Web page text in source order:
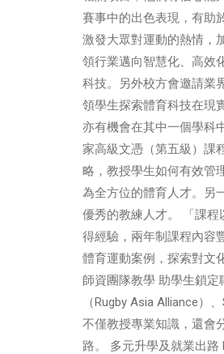
賽事中的出色表現，有助
激發大眾對運動的熱情，
領行業邁向智慧化、高效
科技。另外校方會邀請業
領學生探索體育科技在現
亦有機會在其中一個學科
家高級文憑（第五級）課
略，教授學生如何有效管
為全方位的體育人才。另
優秀的教練人才。 「課
得經驗，兩年制課程內容
體育運動案例，探索對文
師資團隊教學 助學生鎖定
（Rugby Asia Alliance）
不僅教授專業知識，還會
路。 多元升學及就業出